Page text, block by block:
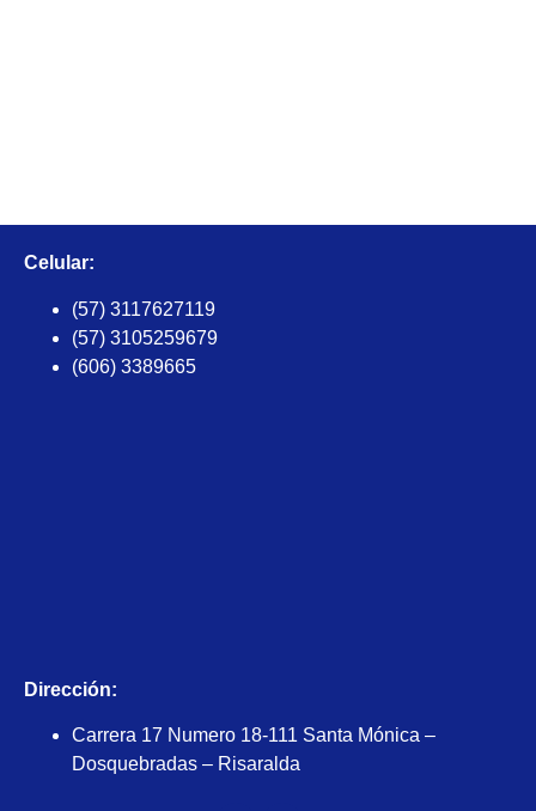
Celular:
(57) 3117627119
(57) 3105259679
(606) 3389665
Dirección:
Carrera 17 Numero 18-111 Santa Mónica –
Dosquebradas – Risaralda